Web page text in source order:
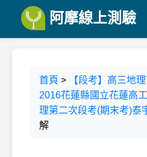
阿摩線上測驗
首頁 > 【段考】高三地
2016花蓮縣國立花蓮高
理第二次段考(期末考)泰
解